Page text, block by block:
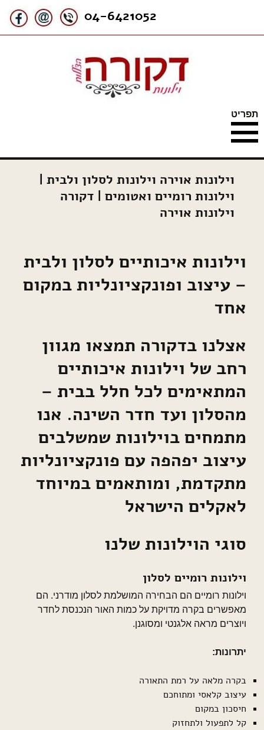
וילונות דקורה
האתר עוסק בוילונות בד במוצרי
הצללה תוצרת אורגון
ודומוס,בדלתות אקורדיון ובבדים
מיוחדים חסיני אש ואנטי
04-6421052
תפריט
וילונות אוירה וילונות לסלון ולבית |
וילונות רומיים ואטומים | דקורה
וילונות אוירה
וילונות איכותיים לסלון ולבית
– עיצוב ופונקציונליות במקום
אחד
אצלנו בדקורה תמצאו מגוון
רחב של וילונות איכותיים
המתאימים לכל חלל בבית –
מהסלון ועד חדר השינה. אנו
מתמחים בוילונות שמשלבים
עיצוב יפהפה עם פונקציונליות
מתקדמת, ומותאמים במיוחד
לאקלים הישראל
סוגי הוילונות שלנו
וילונות רומיים לסלון
וילונות רומיים הם הבחירה המושלמת לסלון מודרני. הם
מאפשרים בקרה מדויקת על כמות האור הנכנסת לחדר
ויוצרים מראה אלגנטי ומסוגנן.
יתרונות:
בקרה מלאה על רמת התאורה
עיצוב קלאסי ומתוחכם
חיסכון במקום
קל לתפעול ולתחזוק